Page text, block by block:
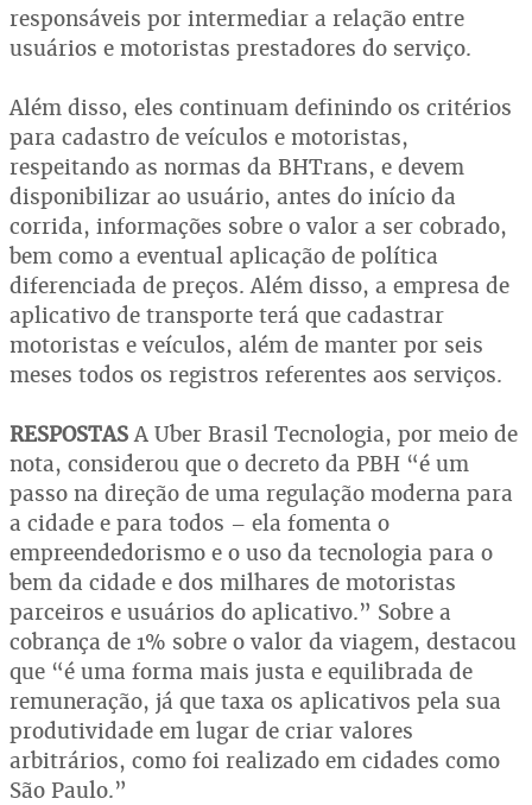
responsáveis por intermediar a relação entre
usuários e motoristas prestadores do serviço.
Além disso, eles continuam definindo os critérios
para cadastro de veículos e motoristas,
respeitando as normas da BHTrans, e devem
disponibilizar ao usuário, antes do início da
corrida, informações sobre o valor a ser cobrado,
bem como a eventual aplicação de política
diferenciada de preços. Além disso, a empresa de
aplicativo de transporte terá que cadastrar
motoristas e veículos, além de manter por seis
meses todos os registros referentes aos serviços.
RESPOSTASA Uber Brasil Tecnologia, por meio de
nota, considerou que o decreto da PBH “é um
passo na direção de uma regulação moderna para
a cidade e para todos – ela fomenta o
empreendedorismo e o uso da tecnologia para o
bem da cidade e dos milhares de motoristas
parceiros e usuários do aplicativo.” Sobre a
cobrança de 1% sobre o valor da viagem, destacou
que “é uma forma mais justa e equilibrada de
remuneração, já que taxa os aplicativos pela sua
produtividade em lugar de criar valores
arbitrários, como foi realizado em cidades como
São Paulo.”